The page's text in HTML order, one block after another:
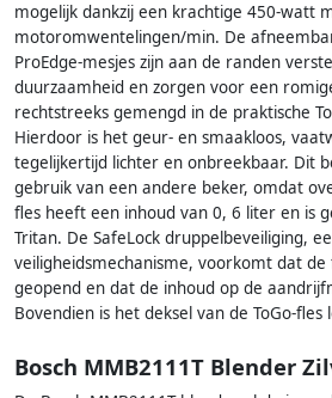
mogelijk dankzij een krachtige 450-watt
motoromwentelingen/min. De
ProEdge-mesjes zijn aan de randen
duurzaamheid en zorgen voor een
rechtstreeks gemengd in de praktische
Hierdoor is het geur- en smaakloos,
tegelijkertijd lichter en onbreekbaar. Dit
gebruik van een andere beker, omdat
fles heeft een inhoud van 0, 6 liter en is
Tritan. De SafeLock druppelbeveiliging,
veiligheidsmechanisme, voorkomt dat
geopend en dat de inhoud op de
Bovendien is het deksel van de ToGo-fles
Bosch MMB2111T Blender